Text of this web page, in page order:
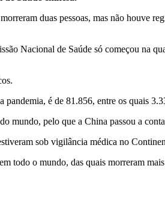
duas pessoas, mas não houve
Nacional de Saúde só começou na
é de 81.856, entre os quais
mundo, pelo que a China passou a
sob vigilância médica no
todo o mundo, das quais morreram